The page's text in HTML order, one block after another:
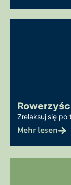
Zrelaksuj się po
Mehr lesen